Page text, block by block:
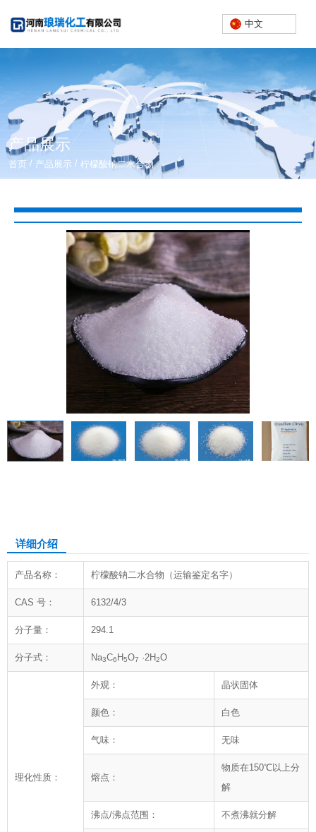
中文
产品展示
首页 / 产品展示 / 柠檬酸钠二水合物
详细介绍
产品名称： 柠檬酸钠二水合物（运输鉴定名字）
CAS 号： 6132/4/3
分子量： 294.1
分子式： Na3C6 H5O7 ·2H2O
理化性质：
外观： 晶状固体
颜色： 白色
气味： 无味
熔点：
物质在150℃以上分
解
沸点/沸点范围： 不煮沸就分解